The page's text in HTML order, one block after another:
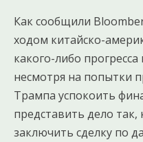
Как сообщили
ходом китайско-
какого-либо
несмотря на попытки
Трампа успокоить
представить дело так,
заключить сделку по